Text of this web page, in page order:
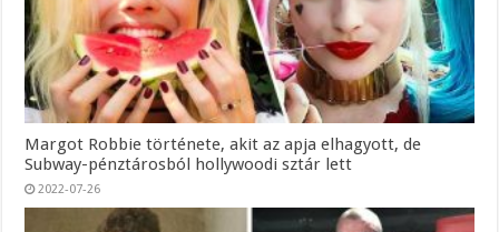
Margot Robbie története, akit az apja elhagyott, de
Subway-pénztárosból hollywoodi sztár lett
2022-07-26